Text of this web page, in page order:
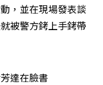
，並在現場發表談
被警方銬上手銬帶
達在臉書